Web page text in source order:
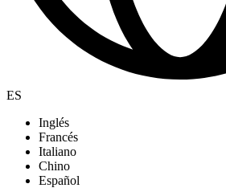
ES
Inglés
Francés
Italiano
Chino
Español